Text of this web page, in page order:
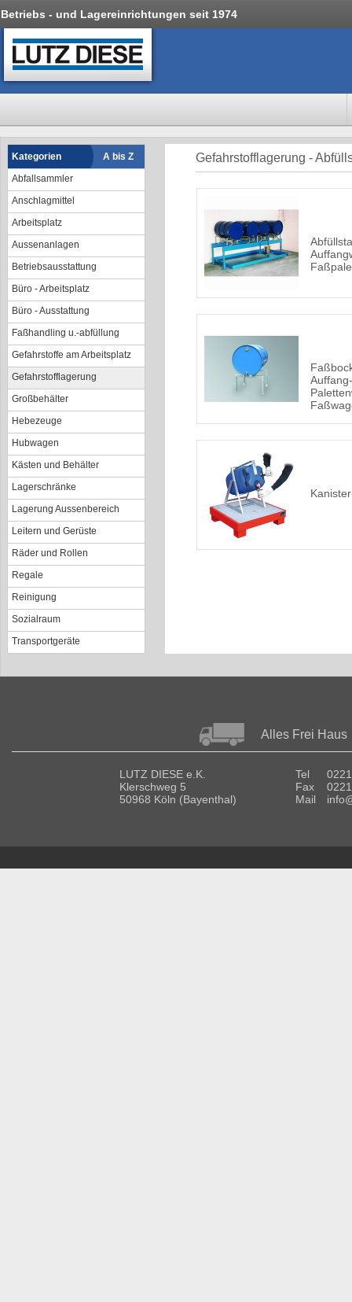
Betriebs - und Lagereinrichtungen seit 1974
Kategorien
A bis Z
Abfallsammler
Anschlagmittel
Arbeitsplatz
Aussenanlagen
Betriebsausstattung
Büro - Arbeitsplatz
Büro - Ausstattung
Faßhandling u.-abfüllung
Gefahrstoffe am Arbeitsplatz
Gefahrstofflagerung
Großbehälter
Hebezeuge
Hubwagen
Kästen und Behälter
Lagerschränke
Lagerung Aussenbereich
Leitern und Gerüste
Räder und Rollen
Regale
Reinigung
Sozialraum
Transportgeräte
Gefahrstofflagerung -
Alles Frei Haus
LUTZ DIESE e.K.
Klerschweg 5
50968 Köln (Bayenthal)
Tel
Fax
Mail